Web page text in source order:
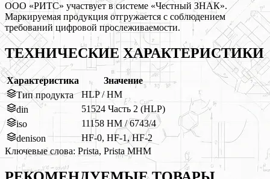
ООО «РИТС» участвует в системе «Честный ЗНАК».
Маркируемая продукция отгружается с соблюдением
требований цифровой прослеживаемости.
ТЕХНИЧЕСКИЕ ХАРАКТЕРИСТИКИ
Характеристика
Значение
Тип продукта
HLP / HM
din
51524 Часть 2 (HLP)
iso
11158 HM / 6743/4
denison
HF-0, HF-1, HF-2
Ключевые слова: Prista, Prista MHM